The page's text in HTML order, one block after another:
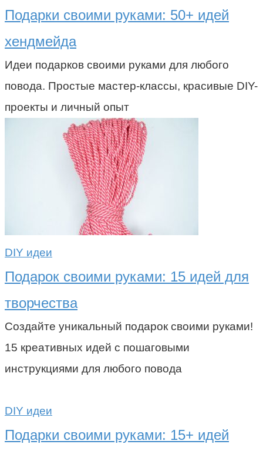
Подарки своими руками: 50+ идей
хендмейда
Идеи подарков своими руками для любого
повода. Простые мастер-классы, красивые DIY-
проекты и личный опыт
DIY идеи
Подарок своими руками: 15 идей для
творчества
Создайте уникальный подарок своими руками!
15 креативных идей с пошаговыми
инструкциями для любого повода
DIY идеи
Подарки своими руками: 15+ идей